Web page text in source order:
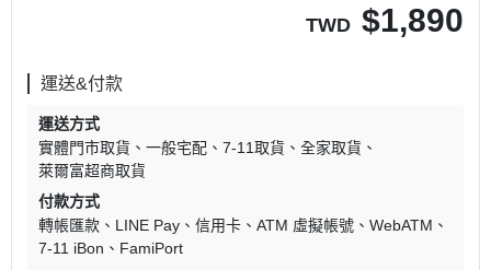
TWD $1,890
運送&付款
運送方式
實體門市取貨
一般宅配 7-11取貨
全家取貨
萊爾富超商取貨
付款方式
轉帳匯款
LINE Pay 信用卡 ATM 虛擬帳號
WebATM
7-11 iBon
FamiPort